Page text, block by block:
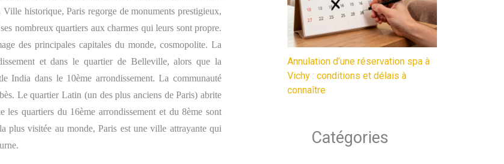
historique, Paris regorge de monuments prestigieux,
nombreux quartiers aux charmes qui leurs sont propre.
des principales capitales du monde, cosmopolite. La
et dans le quartier de Belleville, alors que la
India dans le 10ème arrondissement. La communauté
Le quartier Latin (un des plus anciens de Paris) abrite
quartiers du 16ème arrondissement et du 8ème sont
plus visitée au monde, Paris est une ville attrayante qui
Annulation d’une réservation spa à
Vichy : conditions et délais à
connaître
Catégories